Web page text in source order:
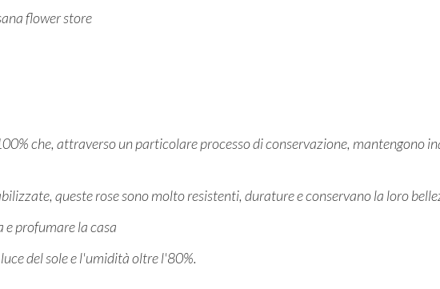
flower store
che, attraverso un particolare processo di conservazione, mantengono
queste rose sono molto resistenti, durature e conservano la loro
profumare la casa
del sole e l'umidità oltre l'80%.